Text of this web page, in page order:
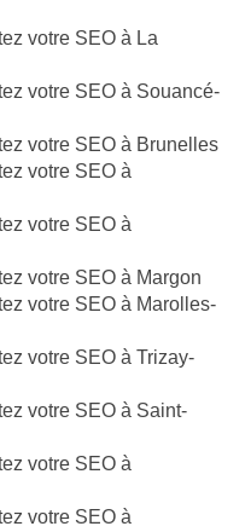
votre SEO à La
votre SEO à Souancé-
votre SEO à Brunelles
votre SEO à
votre SEO à
votre SEO à Margon
votre SEO à Marolles-
votre SEO à Trizay-
votre SEO à Saint-
votre SEO à
votre SEO à